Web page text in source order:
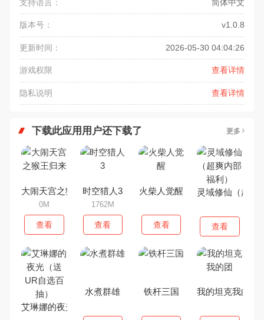
支持语言： 简体中文
版本号： v1.0.8
更新时间： 2026-05-30 04:04:26
游戏权限 查看详情
隐私说明 查看详情
下载此应用用户还下载了 更多
大闹天宫之猴王归来
0M
查看
时空猎人3
1762M
查看
火柴人觉醒
查看
灵域修仙（超爽
查看
艾琳娜的夜光（送UR自选百抽）
水煮群雄 铁杆三国 我的坦克我的团